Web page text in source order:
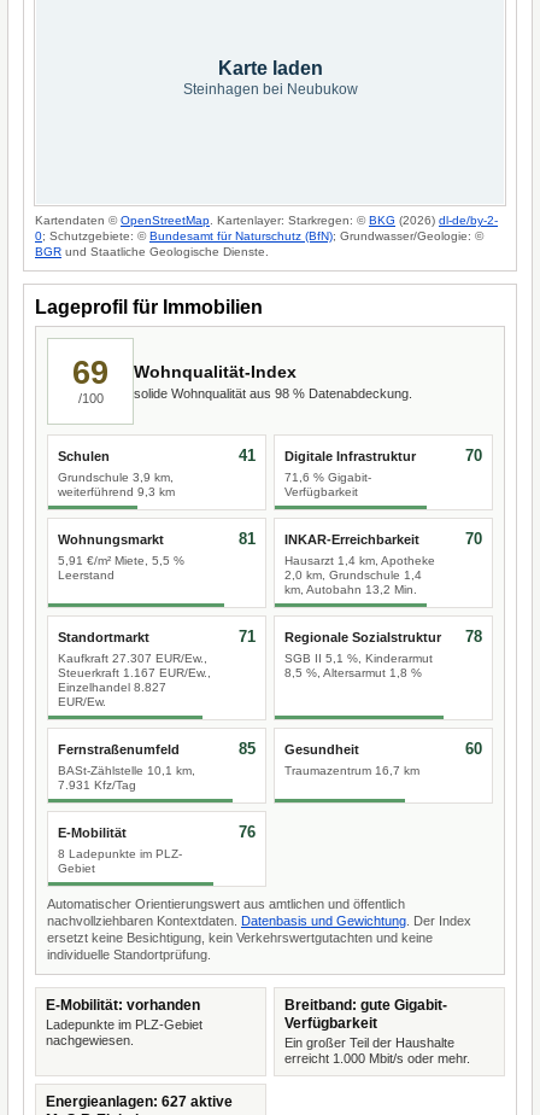
Karte laden
Steinhagen bei Neubukow
Kartendaten ©OpenStreetMap . Kartenlayer: Starkregen: ©BKG (2026) dl-de/by-2-
0; Schutzgebiete: ©Bundesamt für Naturschutz (BfN); Grundwasser/Geologie: ©
BGR und Staatliche Geologische Dienste.
Lageprofil für Immobilien
69
/100
Wohnqualität-Index
solide Wohnqualität aus 98 % Datenabdeckung.
Schulen
Grundschule 3,9 km,
weiterführend 9,3 km
41 Digitale Infrastruktur
71,6 % Gigabit-
Verfügbarkeit
70
Wohnungsmarkt
5,91 €/m² Miete, 5,5 %
Leerstand
81 INKAR-Erreichbarkeit
Hausarzt 1,4 km, Apotheke
2,0 km, Grundschule 1,4
km, Autobahn 13,2 Min.
70
Standortmarkt
Kaufkraft 27.307 EUR/Ew.,
Steuerkraft 1.167 EUR/Ew.,
Einzelhandel 8.827
EUR/Ew.
71 Regionale Sozialstruktur
SGB II 5,1 %, Kinderarmut
8,5 %, Altersarmut 1,8 %
78
Fernstraßenumfeld
BASt-Zählstelle 10,1 km,
7.931 Kfz/Tag
85 Gesundheit
Traumazentrum 16,7 km
60
E-Mobilität
8 Ladepunkte im PLZ-
Gebiet
76
Automatischer Orientierungswert aus amtlichen und öffentlich
nachvollziehbaren Kontextdaten. Datenbasis und Gewichtung . Der Index
ersetzt keine Besichtigung, kein Verkehrswertgutachten und keine
individuelle Standortprüfung.
E-Mobilität: vorhanden
Ladepunkte im PLZ-Gebiet
nachgewiesen.
Breitband: gute Gigabit-
Verfügbarkeit
Ein großer Teil der Haushalte
erreicht 1.000 Mbit/s oder mehr.
Energieanlagen: 627 aktive